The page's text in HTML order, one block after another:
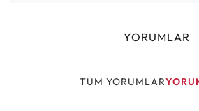
YORUMLAR
TÜM YORUMLAR